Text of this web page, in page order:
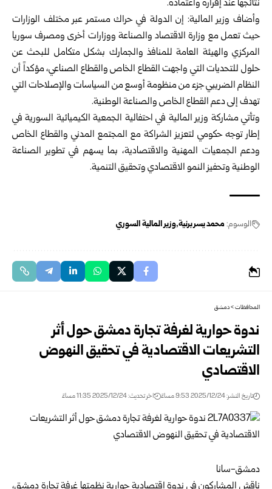
نتائجها عند إقراره واعتماده.
وأضاف وزير المالية: إن الدولة في حراك مستمر عبر مختلف الوزارات
حيث تعمل مع وزارة الاقتصاد والصناعة ووزارات أخرى ومصرف سوريا
المركزي والهيئة العامة للمنافذ والجمارك بشكل متكامل للبحث عن
حلول للتحديات التي واجهت القطاع الخاص والقطاع الصناعي، مؤكداً أن
النظام الضريبي جزء من منظومة أوسع من السياسات والإصلاحات التي
تهدف إلى دعم القطاع الخاص والصناعة الوطنية.
وتأتي مشاركة وزير المالية في احتفالية الجمعية الكيميائية السورية في
إطار توجه حكومي لتعزيز الشراكة مع المجتمع المدني والقطاع الخاص
ودعم الجمعيات المهنية والاقتصادية، بما يسهم في تطوير الصناعة
الوطنية وتحفيز النمو الاقتصادي وتحقيق التنمية.
الوسوم: محمد يسر برنية وزير المالية السوري
المحافظات>دمشق
ندوة حوارية لغرفة تجارة دمشق حول أثر
التشريعات الاقتصادية في تحقيق النهوض
الاقتصادي
تاريخ النشر: 2025/12/24 9:53 مساءً اخر تحديث: 2025/12/24 11:35 مساءً
دمشق-سانا